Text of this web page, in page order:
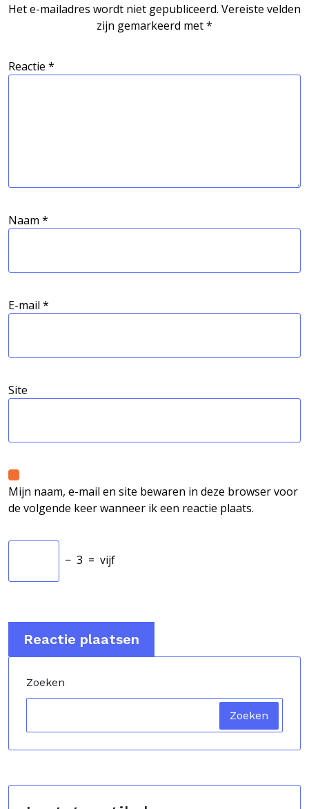
Het e-mailadres wordt niet gepubliceerd. Vereiste velden
zijn gemarkeerd met*
Reactie *
Naam *
E-mail *
Site
Mijn naam, e-mail en site bewaren in deze browser voor
de volgende keer wanneer ik een reactie plaats.
− 3 = vijf
Zoeken
Zoeken